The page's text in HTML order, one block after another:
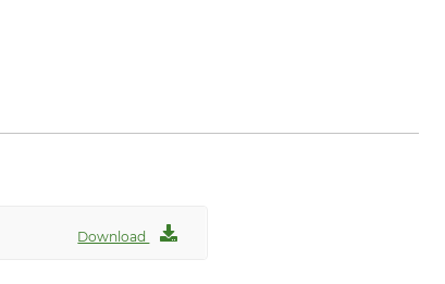
Download